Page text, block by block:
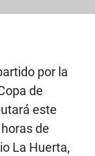
por la
de
este
de
La Huerta,